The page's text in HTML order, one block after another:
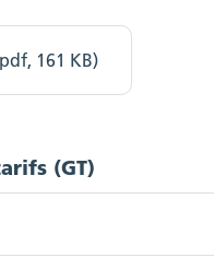
161 KB)
(GT)